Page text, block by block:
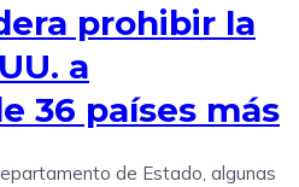
prohibir la
a
36 países más
de Estado, algunas